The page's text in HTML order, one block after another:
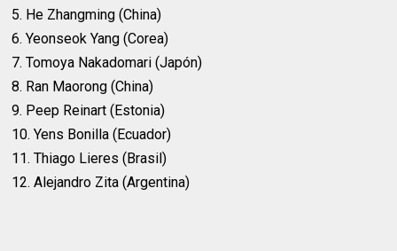
5. He Zhangming (China)
6. Yeonseok Yang (Corea)
7. Tomoya Nakadomari (Japón)
8. Ran Maorong (China)
9. Peep Reinart (Estonia)
10. Yens Bonilla (Ecuador)
11. Thiago Lieres (Brasil)
12. Alejandro Zita (Argentina)